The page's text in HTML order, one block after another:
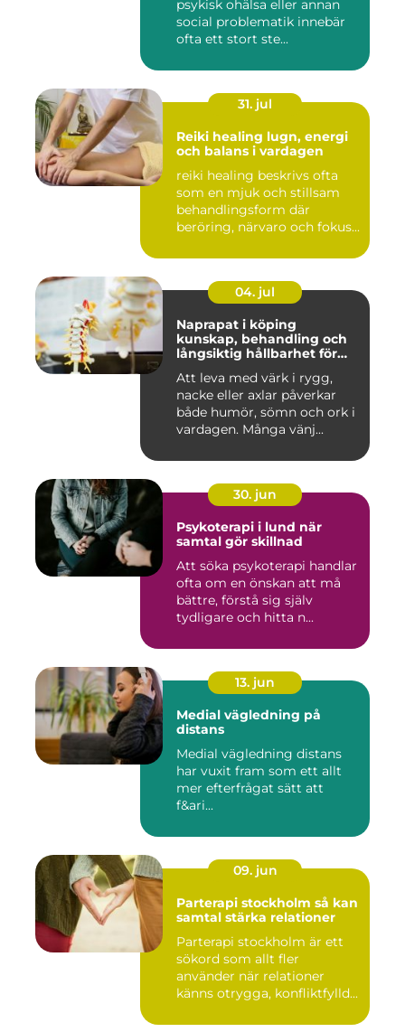
psykisk ohälsa eller annan
social problematik innebär
ofta ett stort ste...
31. jul
Reiki healing lugn, energi
och balans i vardagen
reiki healing beskrivs ofta
som en mjuk och stillsam
behandlingsform där
beröring, närvaro och fokus...
04. jul
Naprapat i köping
kunskap, behandling och
långsiktig hållbarhet för
Att leva med värk i rygg,
nacke eller axlar påverkar
både humör, sömn och ork i
vardagen. Många vänj...
30. jun
Psykoterapi i lund när
samtal gör skillnad
Att söka psykoterapi handlar
ofta om en önskan att må
bättre, förstå sig själv
tydligare och hitta n...
13. jun
Medial vägledning på
distans
Medial vägledning distans
har vuxit fram som ett allt
mer efterfrågat sätt att
f&ari...
09. jun
Parterapi stockholm så kan
samtal stärka relationer
Parterapi stockholm är ett
sökord som allt fler
använder när relationer
känns otrygga, konfliktfylld...